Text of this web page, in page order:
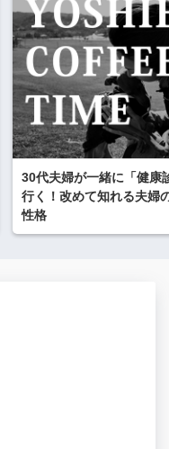
30代夫婦が一緒に「健康
行く！改めて知れる夫婦
性格